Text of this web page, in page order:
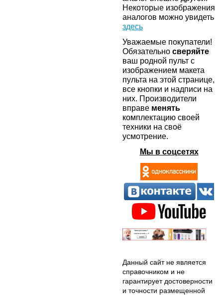
Некоторые изображения
аналогов можно увидеть
здесь
Уважаемые покупатели!
Обязательно сверяйте
ваш родной пульт с
изображением макета
пульта на этой странице,
все кнопки и надписи на
них. Производители
вправе менять
комплектацию своей
техники на своё
усмотрение.
Мы в соцсетях
Данный сайт не является
справочником и не
гарантирует достоверности
и точности размещенной